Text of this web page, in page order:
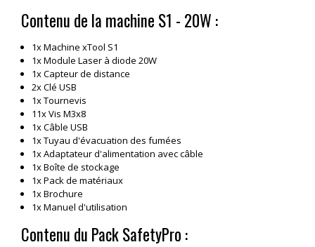
Contenu de la machine S1 - 20W :
1x Machine xTool S1
1x Module Laser à diode 20W
1x Capteur de distance
2x Clé USB
1x Tournevis
11x Vis M3x8
1x Câble USB
1x Tuyau d'évacuation des fumées
1x Adaptateur d'alimentation avec câble
1x Boîte de stockage
1x Pack de matériaux
1x Brochure
1x Manuel d'utilisation
Contenu du Pack SafetyPro :